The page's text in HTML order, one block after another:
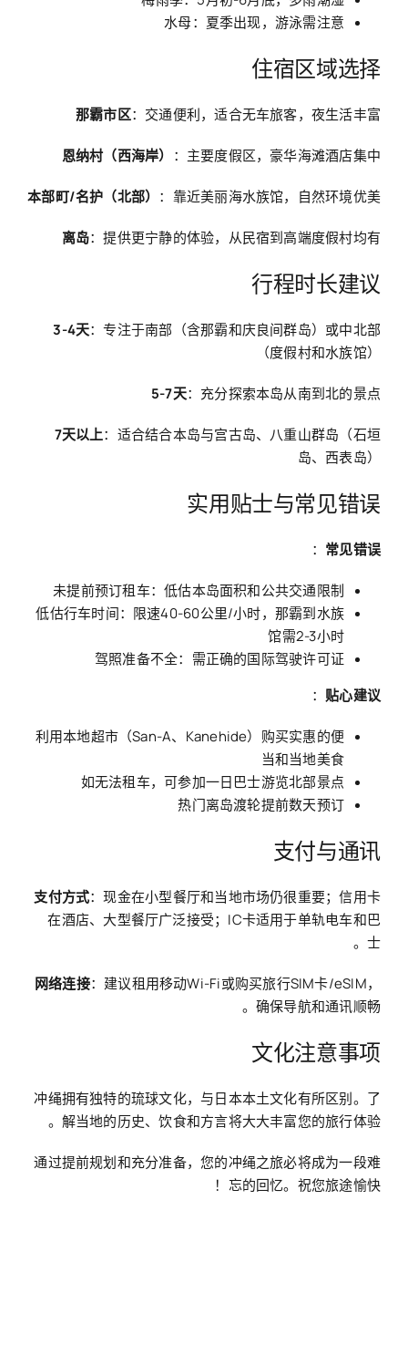
水母：夏季出现，游泳需注意
住宿区域选择
那霸市区：交通便利，适合无车旅客，夜生活丰富
恩纳村（西海岸） ：主要度假区，豪华海滩酒店集中
本部町/名护（北部） ：靠近美丽海水族馆，自然环境优美
离岛：提供更宁静的体验，从民宿到高端度假村均有
行程时长建议
3-4天：专注于南部（含那霸和庆良间群岛）或中北部
（度假村和水族馆）
5-7天：充分探索本岛从南到北的景点
7天以上：适合结合本岛与宫古岛、八重山群岛（石垣
岛、西表岛）
实用贴士与常见错误
常见错误
：
未提前预订租车：低估本岛面积和公共交通限制
低估行车时间：限速40-60公里/小时，那霸到水族
馆需2-3小时
驾照准备不全：需正确的国际驾驶许可证
贴心建议
：
利用本地超市（San-A、Kanehide）购买实惠的便
当和当地美食
如无法租车，可参加一日巴士游览北部景点
热门离岛渡轮提前数天预订
支付与通讯
支付方式：现金在小型餐厅和当地市场仍很重要；信用卡
在酒店、大型餐厅广泛接受；IC卡适用于单轨电车和巴
士。
网络连接：建议租用移动Wi-Fi或购买旅行SIM卡/eSIM，
确保导航和通讯顺畅。
文化注意事项
冲绳拥有独特的琉球文化，与日本本土文化有所区别。了
解当地的历史、饮食和方言将大大丰富您的旅行体验。
通过提前规划和充分准备，您的冲绳之旅必将成为一段难
忘的回忆。祝您旅途愉快！